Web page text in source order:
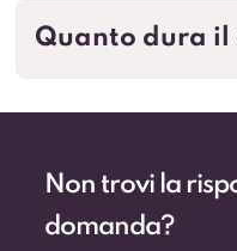
Quanto dura
Non trovi la
domanda?